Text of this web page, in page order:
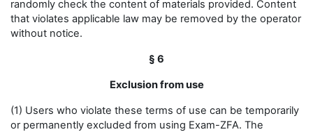
randomly check the content of materials provided. Content
that violates applicable law may be removed by the operator
without notice.
§ 6
Exclusion from use
(1) Users who violate these terms of use can be temporarily
or permanently excluded from using Exam-ZFA. The